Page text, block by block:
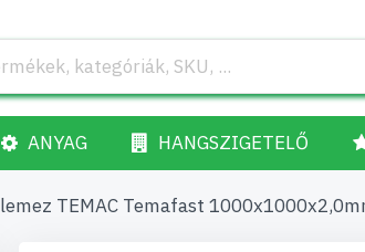
ANYAG HANGSZIGETELŐ
TEMAC Temafast